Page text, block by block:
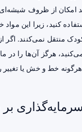
امکان از ظروف
کنید، زیرا این مواد
منتقل نمی‌کنند.
هرگز آن‌ها را در
خط و خش یا تغییر